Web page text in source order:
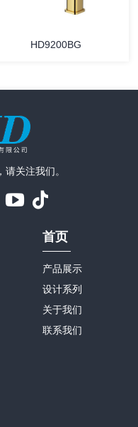
HD9200BG
关注我们。
首页
产品展示
设计系列
关于我们
联系我们